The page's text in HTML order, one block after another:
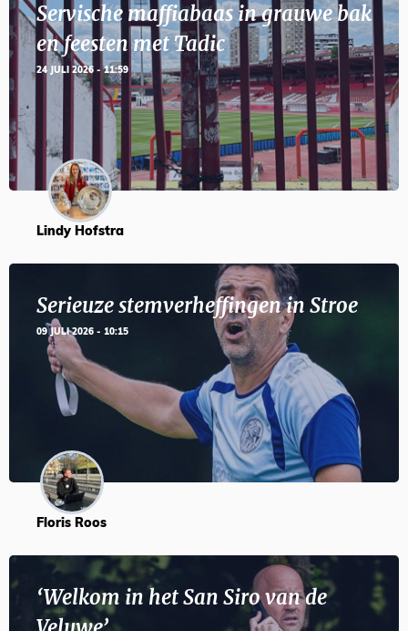
Servische maffiabaas in grauwe bak
en feesten met Tadic
24 JULI 2026 - 11:59
Lindy Hofstra
Serieuze stemverheffingen in Stroe
09 JULI 2026 - 10:15
Floris Roos
‘Welkom in het San Siro van de